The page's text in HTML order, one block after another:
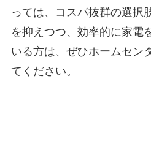
っては、コスパ抜群の選択
を抑えつつ、効率的に家電
いる方は、ぜひホームセン
てください。